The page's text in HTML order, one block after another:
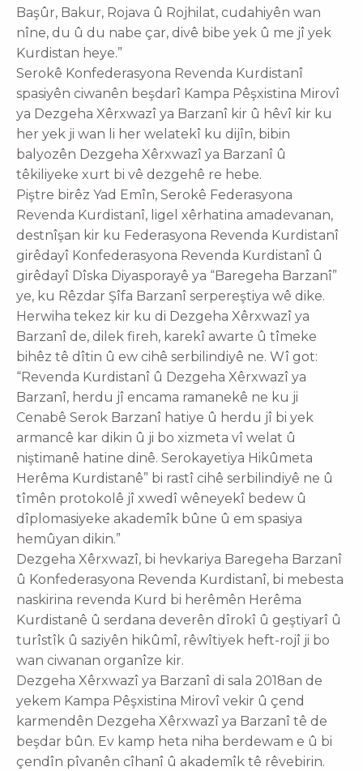
Başûr, Bakur, Rojava û Rojhilat, cudahiyên wan
nîne, du û du nabe çar, divê bibe yek û me jî yek
Kurdistan heye.”
Serokê Konfederasyona Revenda Kurdistanî
spasiyên ciwanên beşdarî Kampa Pêşxistina Mirovî
ya Dezgeha Xêrxwazî ya Barzanî kir û hêvî kir ku
her yek ji wan li her welatekî ku dijîn, bibin
balyozên Dezgeha Xêrxwazî ya Barzanî û
têkiliyeke xurt bi vê dezgehê re hebe.
Piştre birêz Yad Emîn, Serokê Federasyona
Revenda Kurdistanî, ligel xêrhatina amadevanan,
destnîşan kir ku Federasyona Revenda Kurdistanî
girêdayî Konfederasyona Revenda Kurdistanî û
girêdayî Dîska Diyasporayê ya “Baregeha Barzanî”
ye, ku Rêzdar Şîfa Barzanî serpereştiya wê dike.
Herwiha tekez kir ku di Dezgeha Xêrxwazî ya
Barzanî de, dilek fireh, karekî awarte û tîmeke
bihêz tê dîtin û ew cihê serbilindiyê ne. Wî got:
“Revenda Kurdistanî û Dezgeha Xêrxwazî ya
Barzanî, herdu jî encama ramanekê ne ku ji
Cenabê Serok Barzanî hatiye û herdu jî bi yek
armancê kar dikin û ji bo xizmeta vî welat û
niştimanê hatine dinê. Serokayetiya Hikûmeta
Herêma Kurdistanê” bi rastî cihê serbilindiyê ne û
tîmên protokolê jî xwedî wêneyekî bedew û
dîplomasiyeke akademîk bûne û em spasiya
hemûyan dikin.”
Dezgeha Xêrxwazî, bi hevkariya Baregeha Barzanî
û Konfederasyona Revenda Kurdistanî, bi mebesta
naskirina revenda Kurd bi herêmên Herêma
Kurdistanê û serdana deverên dîrokî û geştiyarî û
turîstîk û saziyên hikûmî, rêwîtiyek heft-rojî ji bo
wan ciwanan organîze kir.
Dezgeha Xêrxwazî ya Barzanî di sala 2018an de
yekem Kampa Pêşxistina Mirovî vekir û çend
karmendên Dezgeha Xêrxwazî ya Barzanî tê de
beşdar bûn. Ev kamp heta niha berdewam e û bi
çendîn pîvanên cîhanî û akademîk tê rêvebirin.